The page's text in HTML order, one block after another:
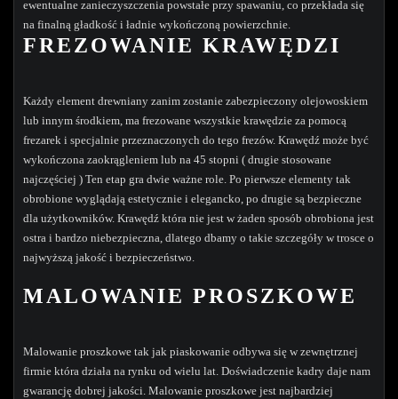
ewentualne zanieczyszczenia powstałe przy spawaniu, co przekłada się
na finalną gładkość i ładnie wykończoną powierzchnie.
FREZOWANIE KRAWĘDZI
Każdy element drewniany zanim zostanie zabezpieczony olejowoskiem
lub innym środkiem, ma frezowane wszystkie krawędzie za pomocą
frezarek i specjalnie przeznaczonych do tego frezów. Krawędź może być
wykończona zaokrągleniem lub na 45 stopni ( drugie stosowane
najczęściej ) Ten etap gra dwie ważne role. Po pierwsze elementy tak
obrobione wyglądają estetycznie i elegancko, po drugie są bezpieczne
dla użytkowników. Krawędź która nie jest w żaden sposób obrobiona jest
ostra i bardzo niebezpieczna, dlatego dbamy o takie szczegóły w trosce o
najwyższą jakość i bezpieczeństwo.
MALOWANIE PROSZKOWE
Malowanie proszkowe tak jak piaskowanie odbywa się w zewnętrznej
firmie która działa na rynku od wielu lat. Doświadczenie kadry daje nam
gwarancję dobrej jakości. Malowanie proszkowe jest najbardziej